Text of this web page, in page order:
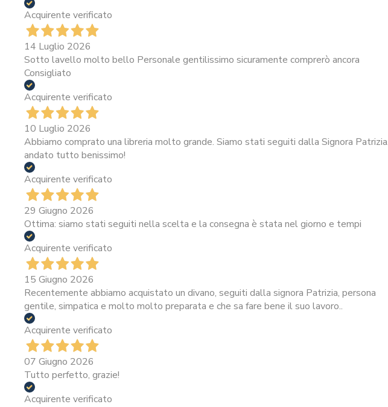
Acquirente verificato
14 Luglio 2026
Sotto lavello molto bello Personale gentilissimo sicuramente comprerò ancora
Consigliato
Acquirente verificato
10 Luglio 2026
Abbiamo comprato una libreria molto grande. Siamo stati seguiti dalla Signora
andato tutto benissimo!
Acquirente verificato
29 Giugno 2026
Ottima: siamo stati seguiti nella scelta e la consegna è stata nel giorno e tempi
Acquirente verificato
15 Giugno 2026
Recentemente abbiamo acquistato un divano, seguiti dalla signora Patrizia, persona
gentile, simpatica e molto molto preparata e che sa fare bene il suo lavoro..
Acquirente verificato
07 Giugno 2026
Tutto perfetto, grazie!
Acquirente verificato